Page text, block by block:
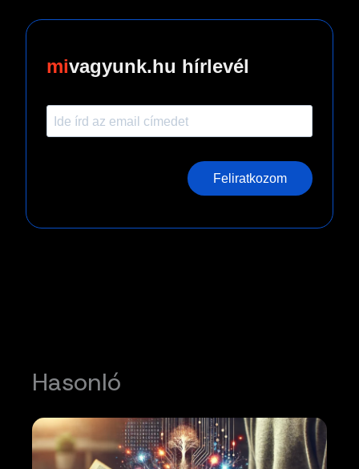
vagyunk.hu hírlevél
Feliratkozom
Hasonló